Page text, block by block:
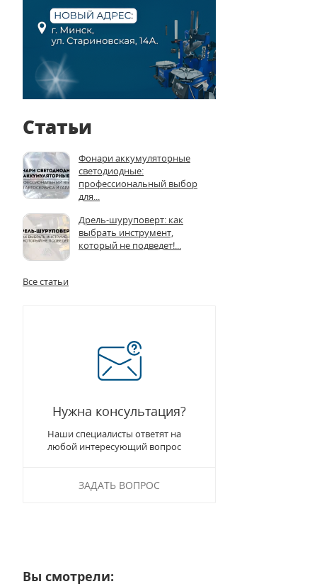
Статьи
Фонари аккумуляторные
светодиодные:
профессиональный выбор
для...
Дрель-шуруповерт: как
выбрать инструмент,
который не подведет!...
Все статьи
Нужна консультация?
Наши специалисты ответят на
любой интересующий вопрос
ЗАДАТЬ ВОПРОС
Вы смотрели: